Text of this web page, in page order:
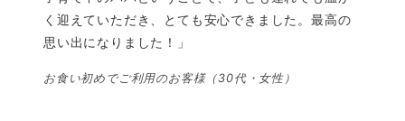
く迎えていただき、とても安心できました。最高の
思い出になりました！」
お食い初めでご利用のお客様（30代・女性）